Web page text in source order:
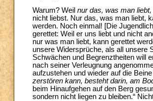
Warum? Weil nur das, was man
nicht liebst. Nur das, was man liebt,
werden. Noch einmal! [Die
gerettet: Weil er uns liebt und nicht
nur was man liebt, kann gerettet
unsere Widersprüche, als all unsere
Schwächen und Begrenztheiten will
nach seiner Verleugnung
aufzustehen und wieder auf die
zerstören kann, besteht darin, am
beim Hinaufgehen auf den Berg
sondern nicht liegen zu bleiben.“